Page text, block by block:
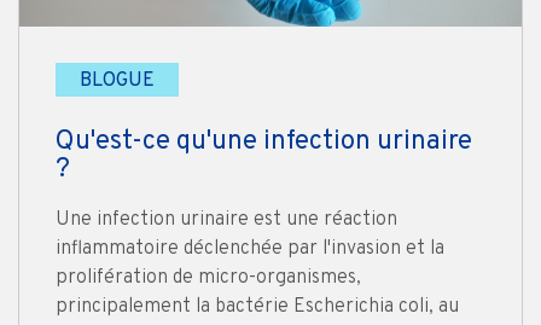
BLOGUE
Qu'est-ce qu'une infection urinaire
?
Une infection urinaire est une réaction
inflammatoire déclenchée par l'invasion et la
prolifération de micro-organismes,
principalement la bactérie Escherichia coli, au